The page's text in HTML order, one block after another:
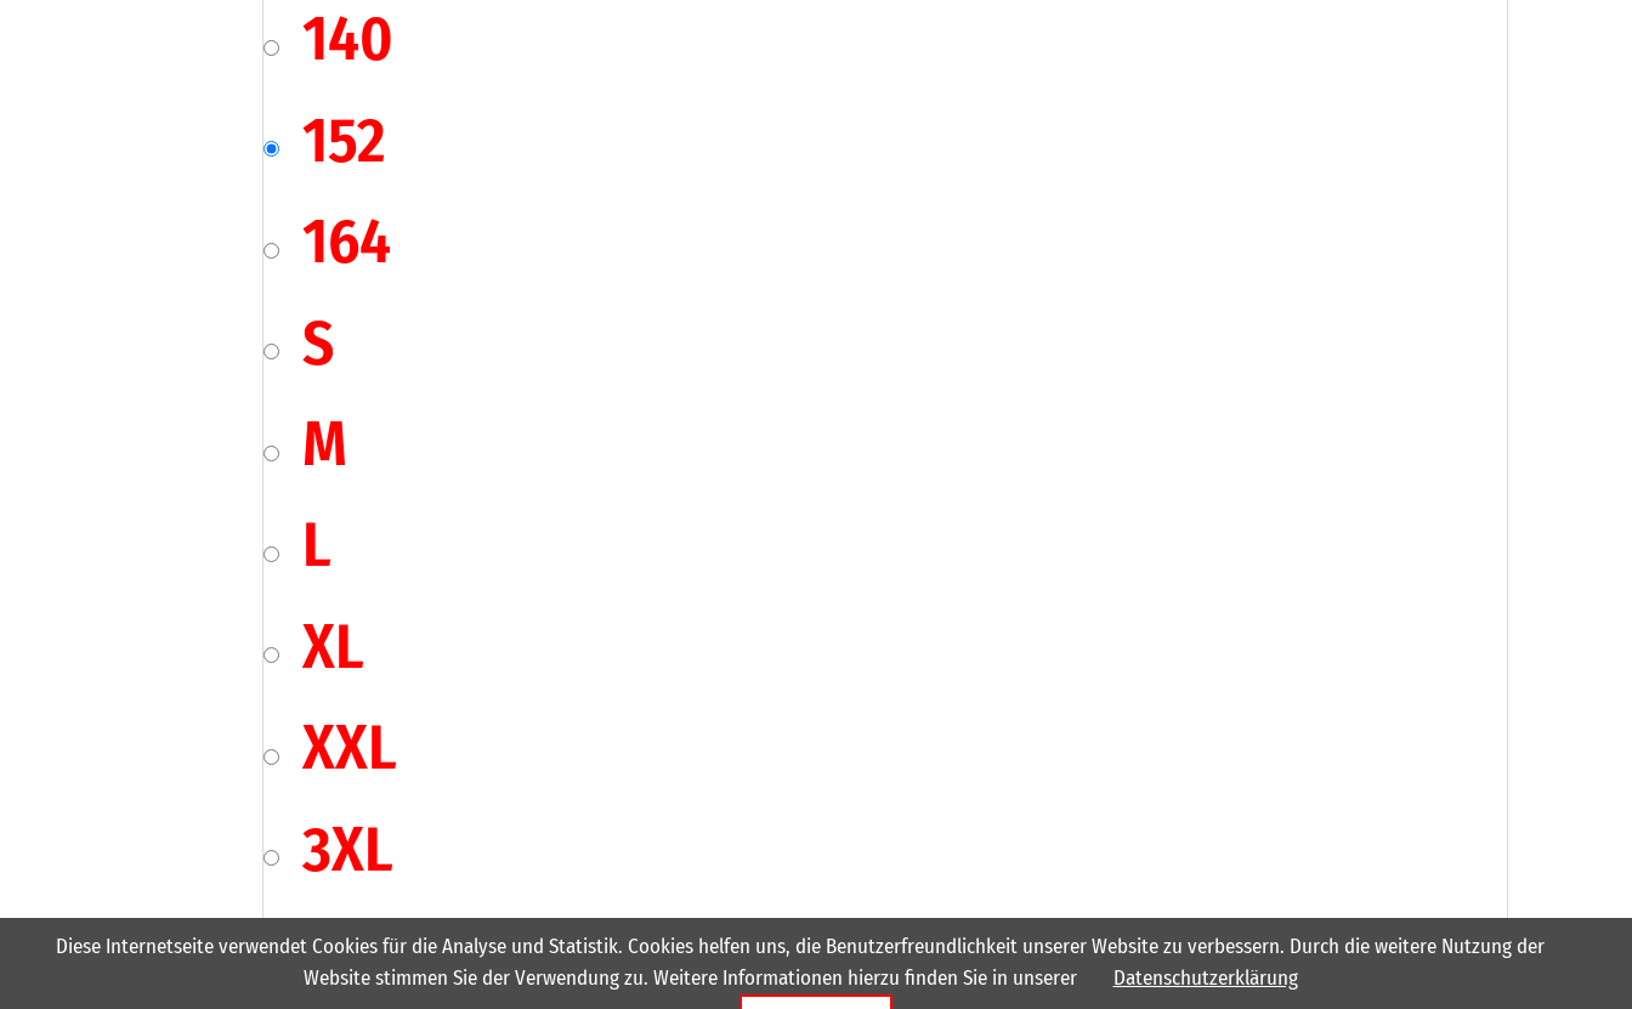
140
152
164
S
M
L
XL
XXL
3XL
4XL
Diese Internetseite verwendet Cookies für die Analyse und Statistik. Cookies helfen uns, die Benutzerfreundlichkeit unserer Website zu verbessern. Durch die weitere Nutzung der
Website stimmen Sie der Verwendung zu. Weitere Informationen hierzu finden Sie in unserer
Datenschutzerklärung